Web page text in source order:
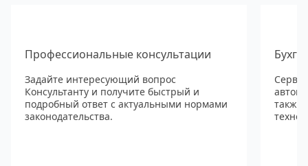
Профессиональные консультации
Задайте интересующий вопрос
Консультанту и получите быстрый и
подробный ответ с актуальными нормами
законодательства.
также